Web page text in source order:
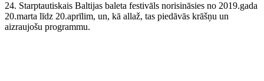
24. Starptautiskais Baltijas baleta festivāls norisināsies no 2019.gada
20.marta līdz 20.aprīlim, un, kā allaž, tas piedāvās krāšņu un
aizraujošu programmu.